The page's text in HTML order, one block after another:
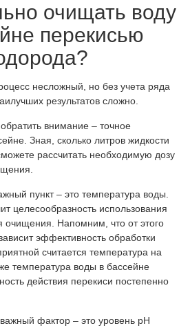
очищать воду
перекисью
несложный, но без учета ряда
результатов сложно.
внимание – точное
Зная, сколько литров жидкости
рассчитать необходимую дозу
пункт – это температура воды.
целесообразность использования
очищения. Напомним, что от этого
эффективность обработки
считается температура на
температура воды в бассейне
действия перекиси постепенно
фактор – это уровень рН